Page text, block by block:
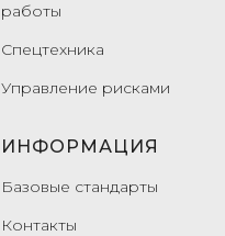
работы
Спецтехника
Управление рисками
ИНФОРМАЦИЯ
Базовые стандарты
Контакты